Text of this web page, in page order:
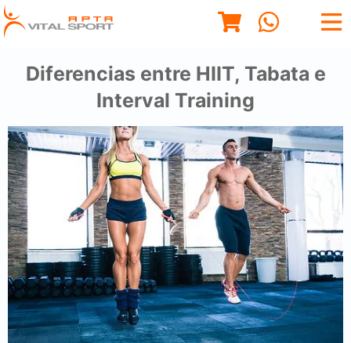
Diferencias entre HIIT, Tabata e
Interval Training